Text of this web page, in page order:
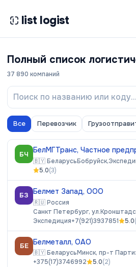
list logist
Полный список
37 890 компаний
Все Перевозчик
БЧ БелМГТранс, Частное
🇧🇾БеларусьБобруйск,
5.0(3)
БЗ Белмет Запад, ООО
🇷🇺Россия
Санкт Петербург,
Экспедиция+7(921)3937851 5.0(
БЕ Белметалл, ОАО
🇧🇾БеларусьМинск, пр-т
+375(17)3746992
5.0(2)